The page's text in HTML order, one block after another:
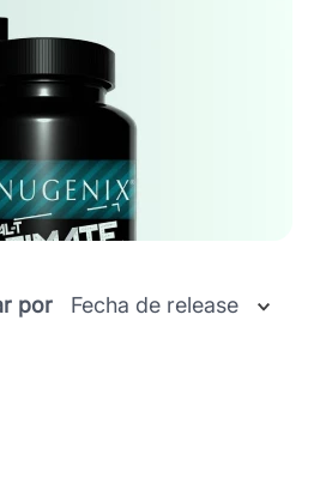
por Fecha de release